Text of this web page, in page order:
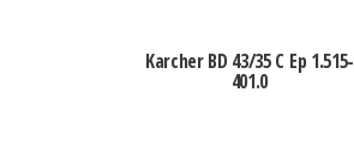
Karcher BD 43/35 C Ep 1.515-
401.0